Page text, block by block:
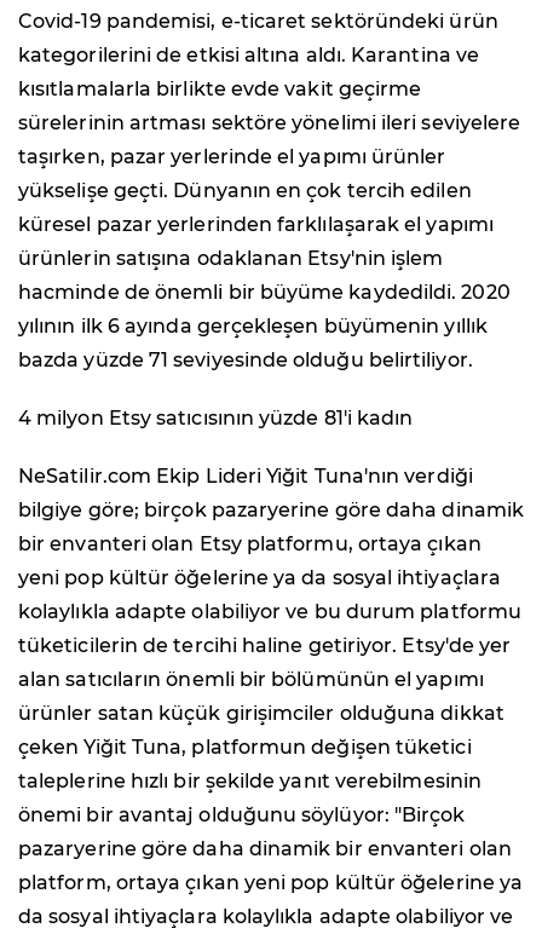
Covid-19 pandemisi, e-ticaret sektöründeki ürün
kategorilerini de etkisi altına aldı. Karantina ve
kısıtlamalarla birlikte evde vakit geçirme
sürelerinin artması sektöre yönelimi ileri seviyelere
taşırken, pazar yerlerinde el yapımı ürünler
yükselişe geçti. Dünyanın en çok tercih edilen
küresel pazar yerlerinden farklılaşarak el yapımı
ürünlerin satışına odaklanan Etsy'nin işlem
hacminde de önemli bir büyüme kaydedildi. 2020
yılının ilk 6 ayında gerçekleşen büyümenin yıllık
bazda yüzde 71 seviyesinde olduğu belirtiliyor.
4 milyon Etsy satıcısının yüzde 81'i kadın
NeSatilir.com Ekip Lideri Yiğit Tuna'nın verdiği
bilgiye göre; birçok pazaryerine göre daha dinamik
bir envanteri olan Etsy platformu, ortaya çıkan
yeni pop kültür öğelerine ya da sosyal ihtiyaçlara
kolaylıkla adapte olabiliyor ve bu durum platformu
tüketicilerin de tercihi haline getiriyor. Etsy'de yer
alan satıcıların önemli bir bölümünün el yapımı
ürünler satan küçük girişimciler olduğuna dikkat
çeken Yiğit Tuna, platformun değişen tüketici
taleplerine hızlı bir şekilde yanıt verebilmesinin
önemi bir avantaj olduğunu söylüyor: "Birçok
pazaryerine göre daha dinamik bir envanteri olan
platform, ortaya çıkan yeni pop kültür öğelerine ya
da sosyal ihtiyaçlara kolaylıkla adapte olabiliyor ve